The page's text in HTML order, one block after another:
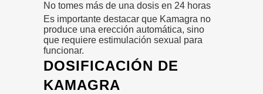
No tomes más de una dosis en 24 horas
Es importante destacar que Kamagra no
produce una erección automática, sino
que requiere estimulación sexual para
funcionar.
DOSIFICACIÓN DE
KAMAGRA